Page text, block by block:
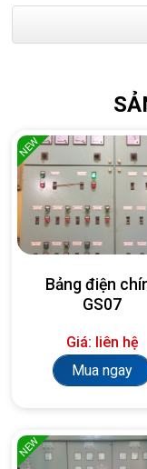
NEW
Bảng điện
GS07
Giá: liên hệ
Mua ngay
NEW